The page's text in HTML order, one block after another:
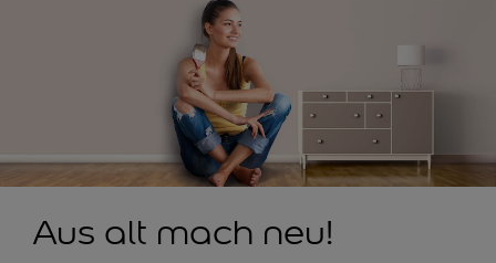
Aus alt mach neu!